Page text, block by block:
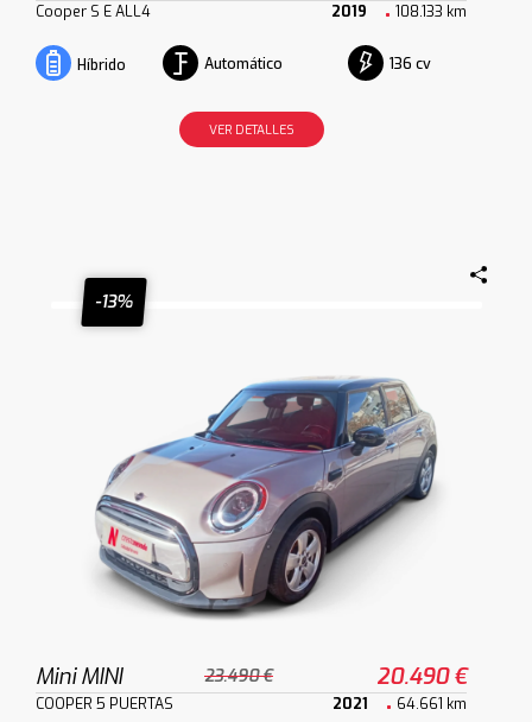
Cooper S E ALL4 2019 108.133 km
Híbrido Automático 136 cv
VER DETALLES
-13%
Mini MINI 23.490 € 20.490 €
COOPER 5 PUERTAS 2021 64.661 km